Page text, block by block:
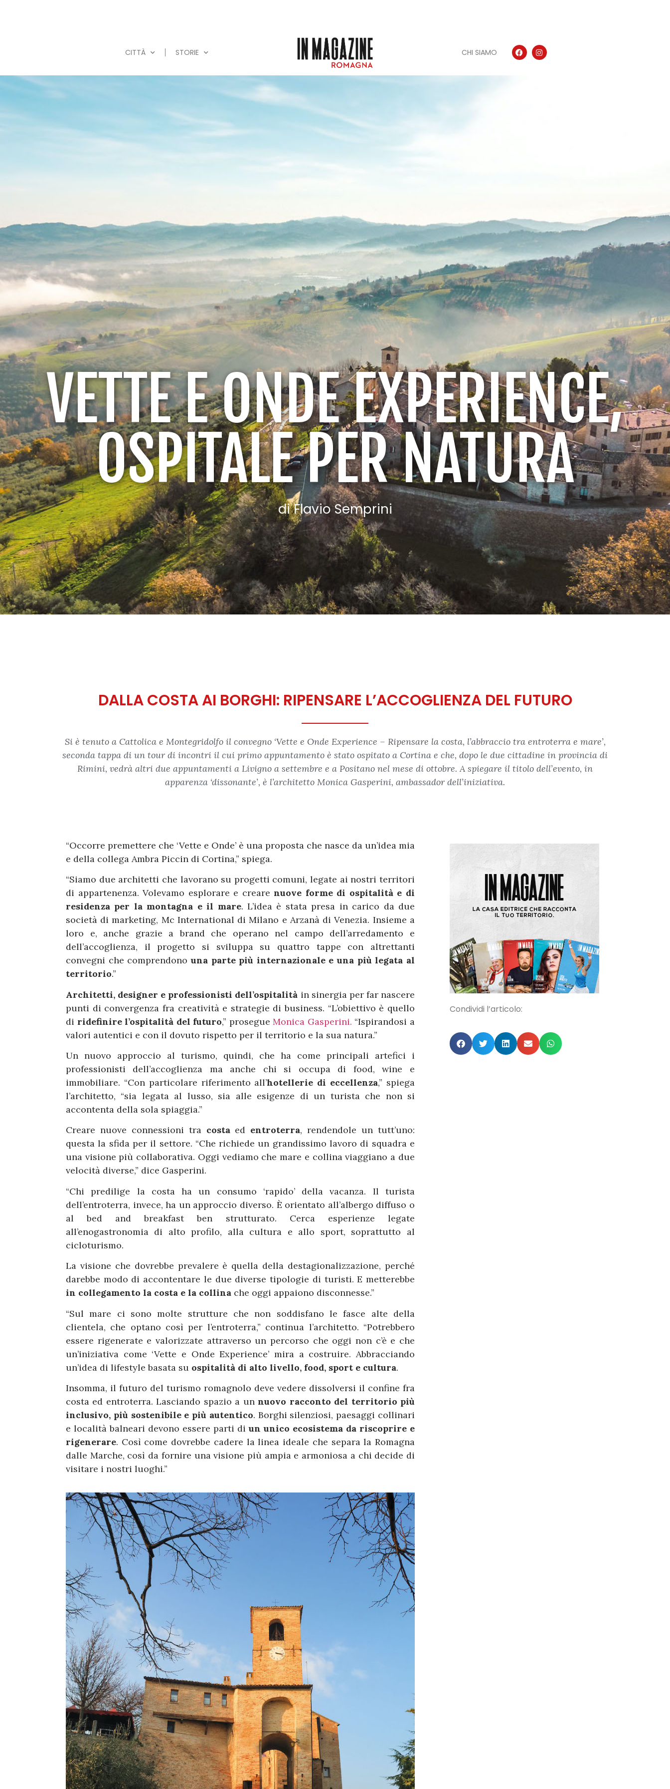
CITTÀ STORIE CHI SIAMO
VETTE E ONDE EXPERIENCE,
OSPITALE PER NATURA
di Flavio Semprini
DALLA COSTA AI BORGHI: RIPENSARE L’ACCOGLIENZA DEL FUTURO
Si è tenuto a Cattolica e Montegridolfo il convegno ‘Vette e Onde Experience – Ripensare la costa, l’abbraccio tra entroterra e mare’,
seconda tappa di un tour di incontri il cui primo appuntamento è stato ospitato a Cortina e che, dopo le due cittadine in provincia di
Rimini, vedrà altri due appuntamenti a Livigno a settembre e a Positano nel mese di ottobre. A spiegare il titolo dell’evento, in
apparenza ‘dissonante’, è l’architetto Monica Gasperini, ambassador dell’iniziativa.
“Occorre premettere che ‘Vette e Onde’ è una proposta che nasce da un’idea mia
e della collega Ambra Piccin di Cortina,” spiega.
“Siamo due architetti che lavorano su progetti comuni, legate ai nostri territori
di appartenenza. Volevamo esplorare e crearenuove forme di ospitalità e di
residenza per la montagna e il mare. L’idea è stata presa in carico da due
società di marketing, Mc International di Milano e Arzanà di Venezia. Insieme a
loro e, anche grazie a brand che operano nel campo dell’arredamento e
dell’accoglienza, il progetto si sviluppa su quattro tappe con altrettanti
convegni che comprendono una parte più internazionale e una più legata al
territorio.”
Architetti, designer e professionisti dell’ospitalità in sinergia per far nascere
punti di convergenza fra creatività e strategie di business. “L’obiettivo è quello
di ridefinire l’ospitalità del futuro,” prosegue Monica Gasperini. “Ispirandosi a
valori autentici e con il dovuto rispetto per il territorio e la sua natura.”
Un nuovo approccio al turismo, quindi, che ha come principali artefici i
professionisti dell’accoglienza ma anche chi si occupa di food, wine e
immobiliare. “Con particolare riferimento all’hotellerie di eccellenza,” spiega
l’architetto, “sia legata al lusso, sia alle esigenze di un turista che non si
accontenta della sola spiaggia.”
Creare nuove connessioni tra costaed entroterra, rendendole un tutt’uno:
questa la sfida per il settore. “Che richiede un grandissimo lavoro di squadra e
una visione più collaborativa. Oggi vediamo che mare e collina viaggiano a due
velocità diverse,” dice Gasperini.
“Chi predilige la costa ha un consumo ‘rapido’ della vacanza. Il turista
dell’entroterra, invece, ha un approccio diverso. È orientato all’albergo diffuso o
al bed and breakfast ben strutturato. Cerca esperienze legate
all’enogastronomia di alto profilo, alla cultura e allo sport, soprattutto al
cicloturismo.
La visione che dovrebbe prevalere è quella della destagionalizzazione, perché
darebbe modo di accontentare le due diverse tipologie di turisti. E metterebbe
in collegamento la costa e la collina che oggi appaiono disconnesse.”
“Sul mare ci sono molte strutture che non soddisfano le fasce alte della
clientela, che optano così per l’entroterra,” continua l’architetto. “Potrebbero
essere rigenerate e valorizzate attraverso un percorso che oggi non c’è e che
un’iniziativa come ‘Vette e Onde Experience’ mira a costruire. Abbracciando
un’idea di lifestyle basata su ospitalità di alto livello, food, sport e cultura.
Insomma, il futuro del turismo romagnolo deve vedere dissolversi il confine fra
costa ed entroterra. Lasciando spazio a unnuovo racconto del territorio più
inclusivo, più sostenibile e più autentico. Borghi silenziosi, paesaggi collinari
e località balneari devono essere parti diun unico ecosistema da riscoprire e
rigenerare. Così come dovrebbe cadere la linea ideale che separa la Romagna
dalle Marche, così da fornire una visione più ampia e armoniosa a chi decide di
visitare i nostri luoghi.”
Condividi l’articolo: